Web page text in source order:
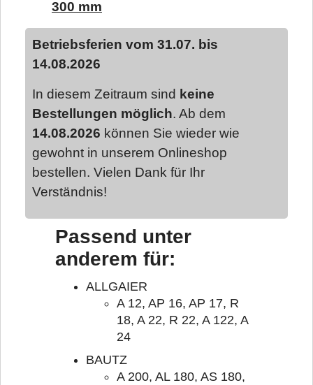
300 mm
Betriebsferien vom 31.07. bis
14.08.2026
In diesem Zeitraum sind keine
Bestellungen möglich. Ab dem
14.08.2026 können Sie wieder wie
gewohnt in unserem Onlineshop
bestellen. Vielen Dank für Ihr
Verständnis!
Passend unter
anderem für:
ALLGAIER
A 12, AP 16, AP 17, R
18, A 22, R 22, A 122, A
24
BAUTZ
A 200, AL 180, AS 180,